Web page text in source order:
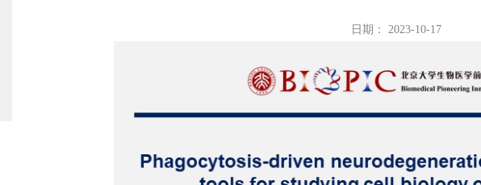
日期： 2023-10-17